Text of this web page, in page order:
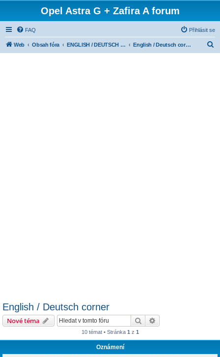
Opel Astra G + Zafira A forum
FAQ Přihlásit se
Web Obsah fóra ENGLISH / DEUTSCH CORNER English / Deutsch corner
English / Deutsch corner
Nové téma Hledat
10 témat • Stránka 1 z 1
Oznámení